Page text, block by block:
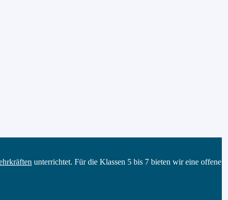
unterrichtet. Für die Klassen 5 bis 7 bieten wir eine offene